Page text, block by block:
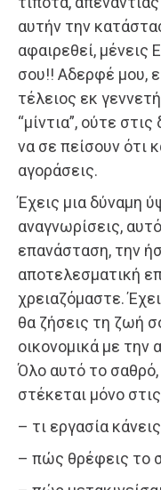
αυτήν την
αφαιρεθεί,
σου!! Αδερφέ μου,
τέλειος εκ
“μίντια”, ούτε
να σε πείσουν ότι
αγοράσεις.
Έχεις μια δύναμη
αναγνωρίσεις,
επανάσταση, την
αποτελεσματική
χρειαζόμαστε.
θα ζήσεις τη ζωή
οικονομικά με την
Όλο αυτό το
στέκεται μόνο
– τι εργασία
– πώς θρέφεις το